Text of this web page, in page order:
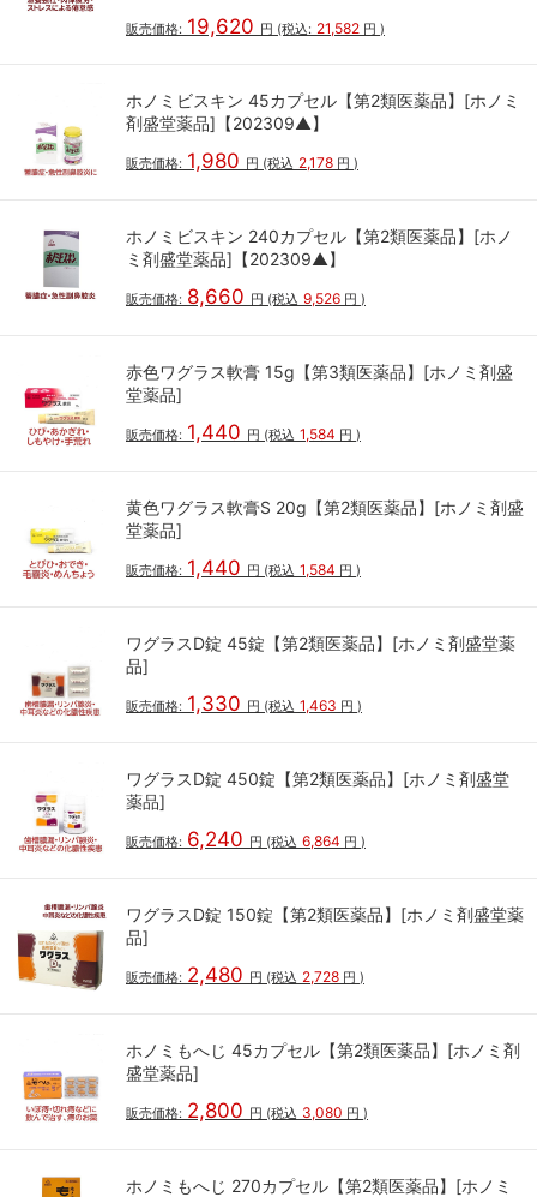
販売価格: 19,620 円 (税込: 21,582 円 )
ホノミビスキン 45カプセル【第2類医薬品】[ホノミ
剤盛堂薬品]【202309▲】
販売価格: 1,980 円 (税込 2,178 円 )
ホノミビスキン 240カプセル【第2類医薬品】[ホノ
ミ剤盛堂薬品]【202309▲】
販売価格: 8,660 円 (税込 9,526 円 )
赤色ワグラス軟膏 15g【第3類医薬品】[ホノミ剤盛
堂薬品]
販売価格: 1,440 円 (税込 1,584 円 )
黄色ワグラス軟膏S 20g【第2類医薬品】[ホノミ剤盛
堂薬品]
販売価格: 1,440 円 (税込 1,584 円 )
ワグラスD錠 45錠【第2類医薬品】[ホノミ剤盛堂薬
品]
販売価格: 1,330 円 (税込 1,463 円 )
ワグラスD錠 450錠【第2類医薬品】[ホノミ剤盛堂
薬品]
販売価格: 6,240 円 (税込 6,864 円 )
ワグラスD錠 150錠【第2類医薬品】[ホノミ剤盛堂薬
品]
販売価格: 2,480 円 (税込 2,728 円 )
ホノミもへじ 45カプセル【第2類医薬品】[ホノミ剤
盛堂薬品]
販売価格: 2,800 円 (税込 3,080 円 )
ホノミもへじ 270カプセル【第2類医薬品】[ホノミ